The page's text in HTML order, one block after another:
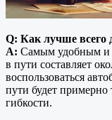
Q: Как лучше всего
A: Самым удобным и
в пути составляет
воспользоваться
пути будет
гибкости.